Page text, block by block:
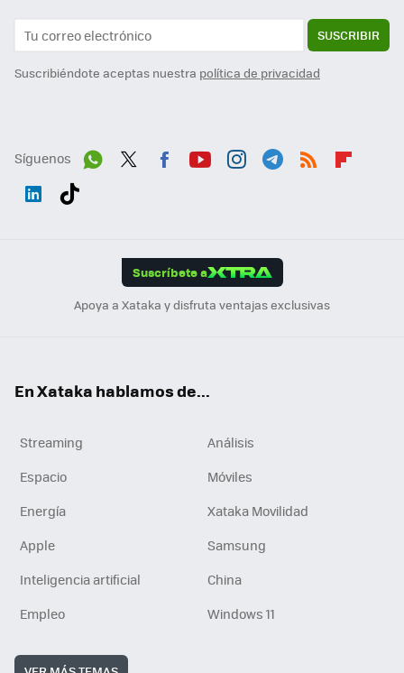
SUSCRIBIR
Suscribiéndote aceptas nuestra política de privacidad
Síguenos
Suscríbete a
Apoya a Xataka y disfruta ventajas exclusivas
En Xataka hablamos de...
Streaming
Análisis
Espacio
Móviles
Energía
Xataka Movilidad
Apple
Samsung
Inteligencia artificial
China
Empleo
Windows 11